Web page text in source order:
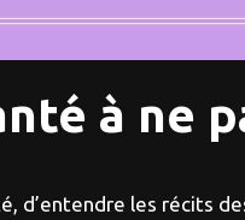
à ne
d’entendre les récits